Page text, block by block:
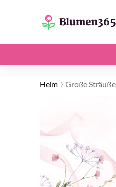
Heim Große Sträuße